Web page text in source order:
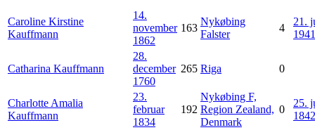
Caroline Kirstine
Kauffmann
14.
november
1862
163
Nykøbing
Falster
4
21.
1941
Catharina Kauffmann
28.
december
1760
265 Riga 0
Charlotte Amalia
Kauffmann
23.
februar
1834
192
Nykøbing F,
Region Zealand,
Denmark
0
25.
1842